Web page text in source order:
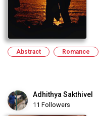
Abstract Romance
Adhithya Sakthivel
11 Followers